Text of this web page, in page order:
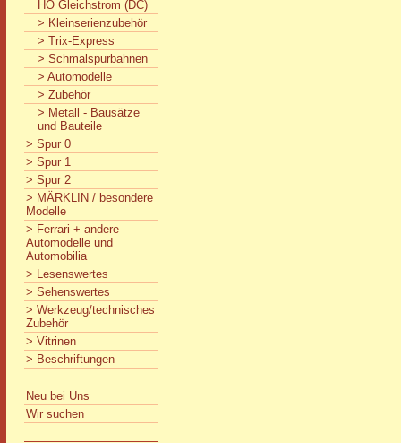
HO Gleichstrom (DC)
> Kleinserienzubehör
> Trix-Express
> Schmalspurbahnen
> Automodelle
> Zubehör
> Metall - Bausätze
und Bauteile
> Spur 0
> Spur 1
> Spur 2
> MÄRKLIN / besondere
Modelle
> Ferrari + andere
Automodelle und
Automobilia
> Lesenswertes
> Sehenswertes
> Werkzeug/technisches
Zubehör
> Vitrinen
> Beschriftungen
Neu bei Uns
Wir suchen